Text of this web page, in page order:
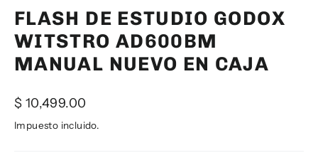
FLASH DE ESTUDIO GODOX
WITSTRO AD600BM
MANUAL NUEVO EN CAJA
Precio
habitual
$ 10,499.00
Impuesto incluido.